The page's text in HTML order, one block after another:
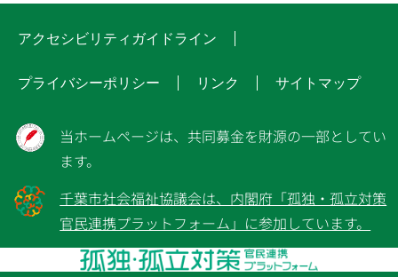
アクセシビリティガイドライン
プライバシーポリシー リンク サイトマップ
当ホームページは、共同募金を財源の一部としてい
ます。
千葉市社会福祉協議会は、内閣府「孤独・孤立対策
官民連携プラットフォーム」に参加しています。